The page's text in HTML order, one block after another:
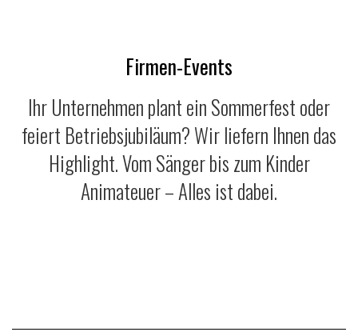
Firmen-Events
Ihr Unternehmen plant ein Sommerfest oder
feiert Betriebsjubiläum? Wir liefern Ihnen das
Highlight. Vom Sänger bis zum Kinder
Animateuer – Alles ist dabei.